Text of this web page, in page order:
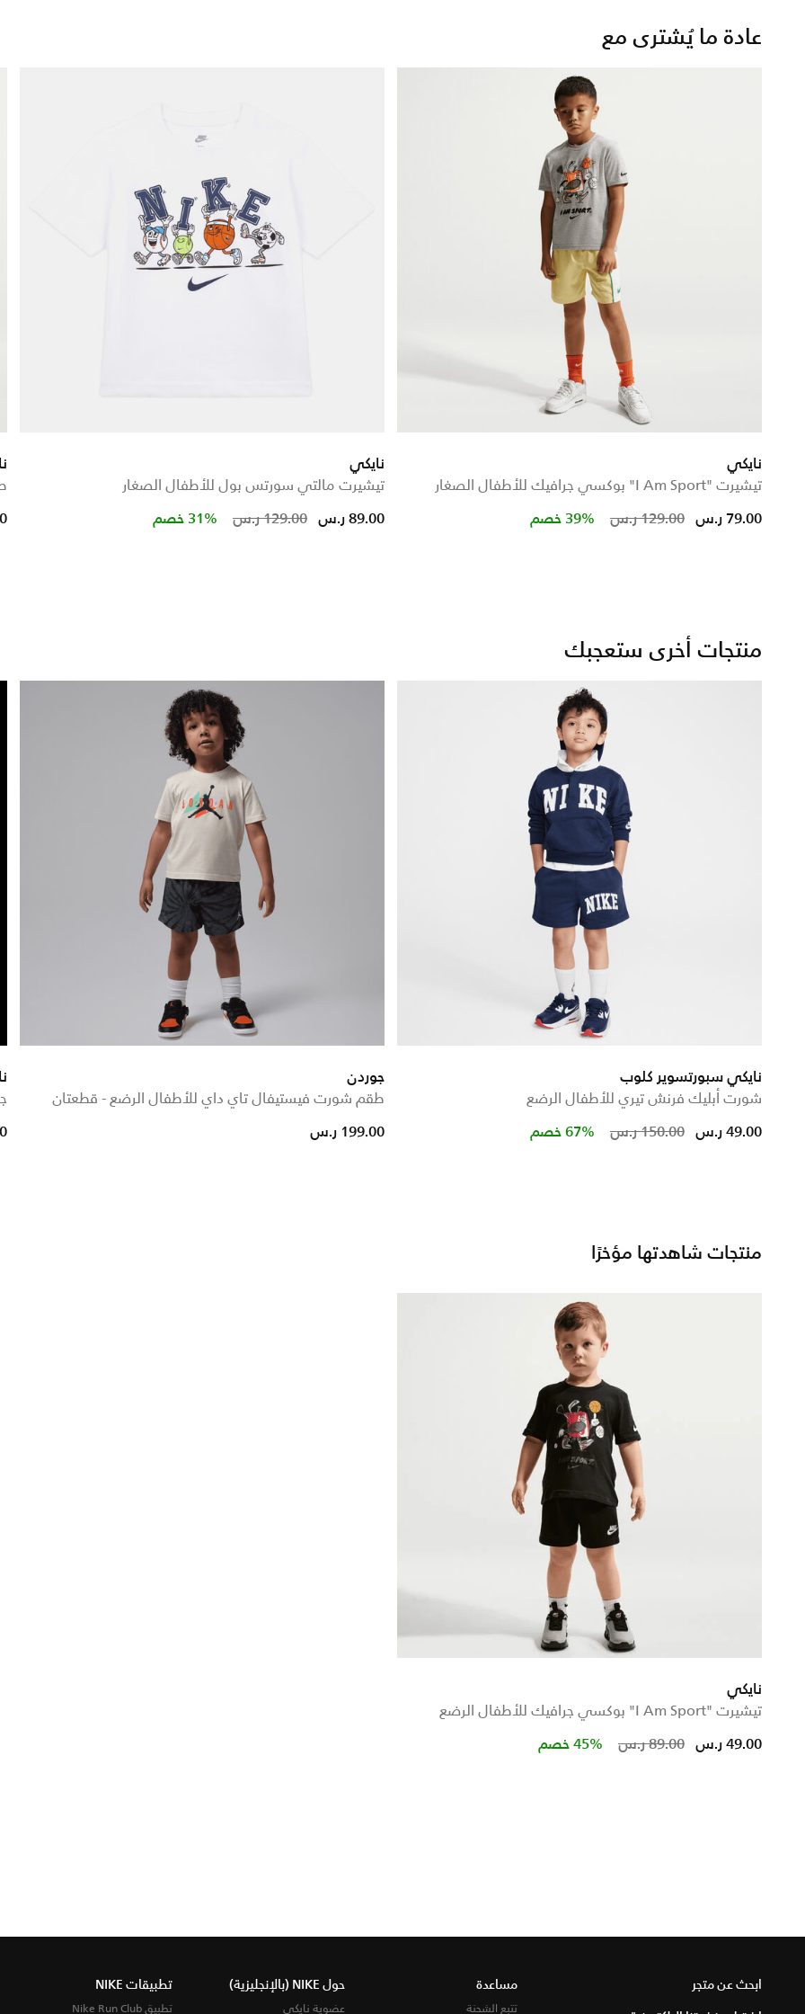
عادة ما يُشترى مع
نايكي
تيشيرت "I Am Sport" بوكسي جرافيك للأطفال الصغار
Price reduced from
129.00 ر.سto 79.00 ر.س 39% خصم
نايكي
تيشيرت مالتي سورتس بول للأطفال الصغار
Price reduced from
129.00 ر.س to 89.00 ر.س 31% خصم
منتجات أخرى ستعجبك
نايكي سبورتسوير كلوب
شورت أبليك فرنش تيري للأطفال الرضع
Price reduced 150.00 ر.س to
49.00 ر.س 67% خصم
جوردن
طقم شورت فيستيفال تاي داي للأطفال الرضع - قطعتان
199.00 ر.س
منتجات شاهدتها مؤخرًا
نايكي
تيشيرت "I Am Sport" بوكسي جرافيك للأطفال الرضع
Price reduced from
89.00 ر.س
to 49.00 ر.س 45% خصم
ابحث عن متجر
مساعدة
تتبع الشحنة
حول NIKE (بالإنجليزية)
عضوية نايكي
تطبيقات NIKE
تطبيق Nike Run Club